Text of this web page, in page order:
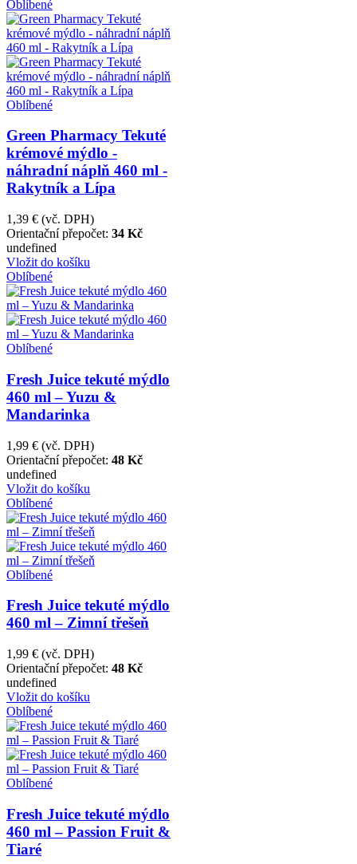
Oblíbené
Oblíbené
Green Pharmacy Tekuté
krémové mýdlo -
náhradní náplň 460 ml -
Rakytník a Lípa
1,39 € (vč. DPH)
Orientační přepočet: 34 Kč
undefined
Vložit do košíku
Oblíbené
Oblíbené
Fresh Juice tekuté mýdlo
460 ml – Yuzu &
Mandarinka
1,99 € (vč. DPH)
Orientační přepočet: 48 Kč
undefined
Vložit do košíku
Oblíbené
Oblíbené
Fresh Juice tekuté mýdlo
460 ml – Zimní třešeň
1,99 € (vč. DPH)
Orientační přepočet: 48 Kč
undefined
Vložit do košíku
Oblíbené
Oblíbené
Fresh Juice tekuté mýdlo
460 ml – Passion Fruit &
Tiaré